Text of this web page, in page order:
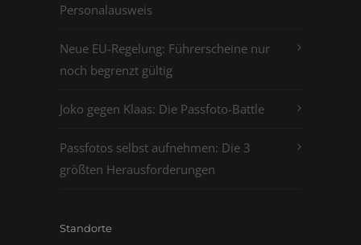
Personalausweis
Neue EU-Regelung: Führerscheine nur
noch begrenzt gültig
Joko gegen Klaas: Die Passfoto-Battle
Passfotos selbst aufnehmen: Die 3
größten Herausforderungen
Standorte